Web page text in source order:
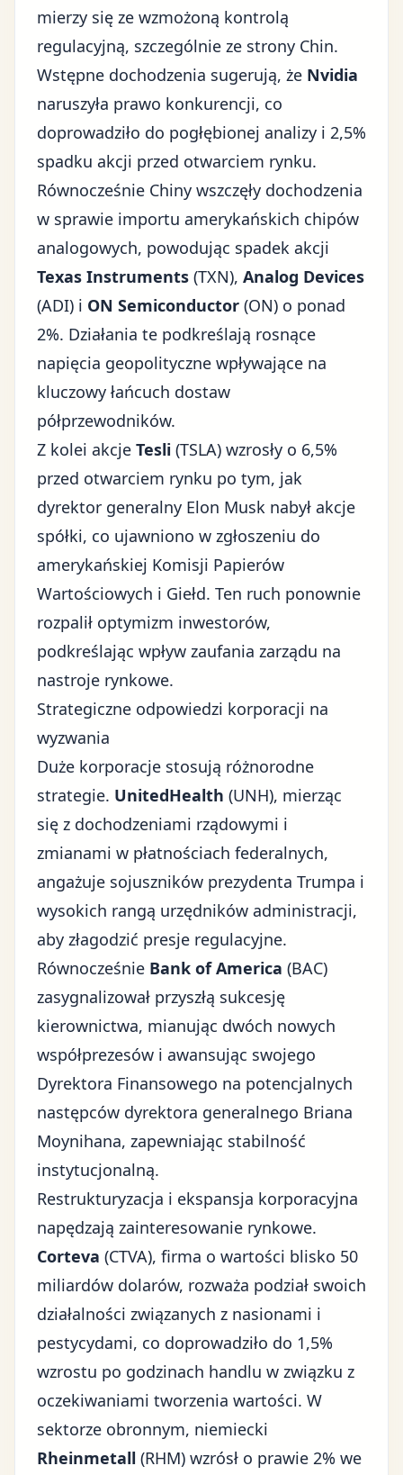
mierzy się ze wzmożoną kontrolą
regulacyjną, szczególnie ze strony Chin.
Wstępne dochodzenia sugerują, że Nvidia
naruszyła prawo konkurencji, co
doprowadziło do pogłębionej analizy i 2,5%
spadku akcji przed otwarciem rynku.
Równocześnie Chiny wszczęły dochodzenia
w sprawie importu amerykańskich chipów
analogowych, powodując spadek akcji
Texas Instruments (TXN), Analog Devices
(ADI) i ON Semiconductor (ON) o ponad
2%. Działania te podkreślają rosnące
napięcia geopolityczne wpływające na
kluczowy łańcuch dostaw
półprzewodników.
Z kolei akcje Tesli (TSLA) wzrosły o 6,5%
przed otwarciem rynku po tym, jak
dyrektor generalny Elon Musk nabył akcje
spółki, co ujawniono w zgłoszeniu do
amerykańskiej Komisji Papierów
Wartościowych i Giełd. Ten ruch ponownie
rozpalił optymizm inwestorów,
podkreślając wpływ zaufania zarządu na
nastroje rynkowe.
Strategiczne odpowiedzi korporacji na
wyzwania
Duże korporacje stosują różnorodne
strategie. UnitedHealth (UNH), mierząc
się z dochodzeniami rządowymi i
zmianami w płatnościach federalnych,
angażuje sojuszników prezydenta Trumpa i
wysokich rangą urzędników administracji,
aby złagodzić presje regulacyjne.
Równocześnie Bank of America (BAC)
zasygnalizował przyszłą sukcesję
kierownictwa, mianując dwóch nowych
współprezesów i awansując swojego
Dyrektora Finansowego na potencjalnych
następców dyrektora generalnego Briana
Moynihana, zapewniając stabilność
instytucjonalną.
Restrukturyzacja i ekspansja korporacyjna
napędzają zainteresowanie rynkowe.
Corteva (CTVA), firma o wartości blisko 50
miliardów dolarów, rozważa podział swoich
działalności związanych z nasionami i
pestycydami, co doprowadziło do 1,5%
wzrostu po godzinach handlu w związku z
oczekiwaniami tworzenia wartości. W
sektorze obronnym, niemiecki
Rheinmetall (RHM) wzrósł o prawie 2% we